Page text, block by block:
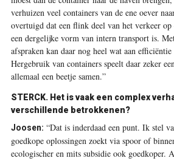
verhuizen veel containers van de ene oever
overtuigd dat een flink deel van het verkeer
een dergelijke vorm van intern transport is.
afspraken kan daar nog heel wat aan
Hergebruik van containers speelt daar zeker
allemaal een beetje samen.”
STERCK. Het is vaak een complex
verschillende betrokkenen?
Joosen: “Dat is inderdaad een punt. Ik stel
goedkope oplossingen zoekt via spoor of
ecologischer en mits subsidie ook goedkoper.